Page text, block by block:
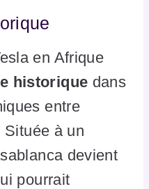
en Afrique
historique dans
entre
Située à un
devient
pourrait